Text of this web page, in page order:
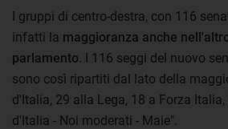
I gruppi di centro-destra, con 116
infatti la maggioranza anche
parlamento . I 116 seggi del nuovo
sono così ripartiti dal lato della
d'Italia, 29 alla Lega, 18 a Forza
d'Italia - Noi moderati - Maie".